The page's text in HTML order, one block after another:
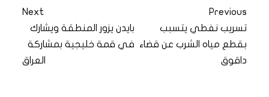
Previous
تسريب نفطي يتسبب
بقطع مياه الشرب عن قضاء
داقوق
Next
بايدن يزور المنطقة ويشارك
في قمة خليجية بمشاركة
العراق